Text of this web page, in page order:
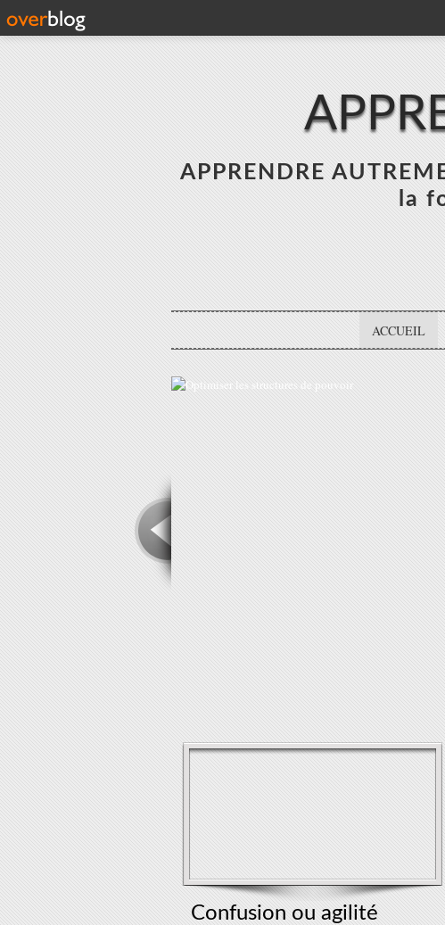
APPRENDRE
la
ACCUEIL
Confusion ou agilité